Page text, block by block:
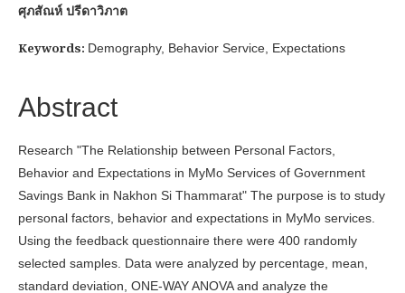
ศุภสัณห์ ปรีดาวิภาต
Keywords: Demography, Behavior Service, Expectations
Abstract
Research "The Relationship between Personal Factors,
Behavior and Expectations in MyMo Services of Government
Savings Bank in Nakhon Si Thammarat" The purpose is to study
personal factors, behavior and expectations in MyMo services.
Using the feedback questionnaire there were 400 randomly
selected samples. Data were analyzed by percentage, mean,
standard deviation, ONE-WAY ANOVA and analyze the